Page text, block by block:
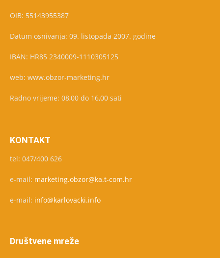
OIB: 55143955387
Datum osnivanja: 09. listopada 2007. godine
IBAN: HR85 2340009-1110305125
web: www.obzor-marketing.hr
Radno vrijeme: 08,00 do 16,00 sati
KONTAKT
tel: 047/400 626
e-mail: marketing.obzor@ka.t-com.hr
e-mail: info@karlovacki.info
Društvene mreže